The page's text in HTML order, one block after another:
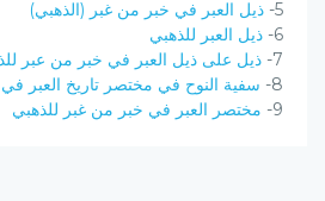
5- ذيل العبر في خبر من غبر (الذهبي)
6- ذيل العبر للذهبي
7- ذيل على ذيل العبر في خبر من عبر
8-
سفية النوح في مختصر تاريخ العبر
9-
مختصر العبر في خبر من غبر للذهبي